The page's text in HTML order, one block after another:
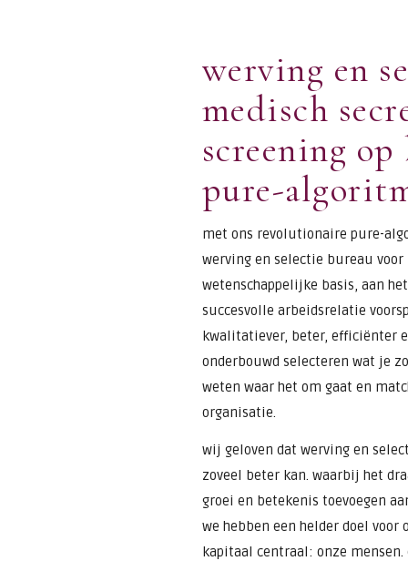
werving en
medisch
screening op
pure-
met ons revolutionaire pure-
werving en selectie bureau voor
wetenschappelijke basis, aan
succesvolle arbeidsrelatie
kwalitatiever, beter, efficiënter
onderbouwd selecteren wat je
weten waar het om gaat en
organisatie.
wij geloven dat werving en
zoveel beter kan. waarbij het
groei en betekenis toevoegen
we hebben een helder doel
kapitaal centraal: onze mensen.